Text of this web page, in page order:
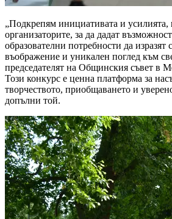
„Подкрепям инициативата и усилията,
организаторите, за да дадат
образователни потребности да изразят
въображение и уникален поглед към
председателят на Общинския съвет в
Този конкурс е ценна платформа за
творчеството, приобщаването и
допълни той.